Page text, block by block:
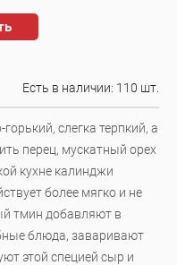
Есть в наличии: 110 шт.
слегка терпкий, а
перец, мускатный орех
кухне калинджи
более мягко и не
тмин добавляют в
блюда, заваривают
этой специей сыр и